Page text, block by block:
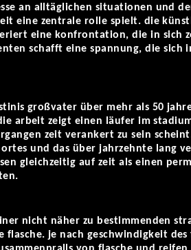
an alltäglichen situationen und
eine zentrale rolle spielt. die
eine konfrontation, die in sich
schafft eine spannung, die sich
großvater über mehr als 50
arbeit zeigt einen läufer im
zeit verankert zu sein
und das über jahrzehnte lang
gleichzeitig auf zeit als einen
nicht näher zu bestimmenden
je nach geschwindigkeit